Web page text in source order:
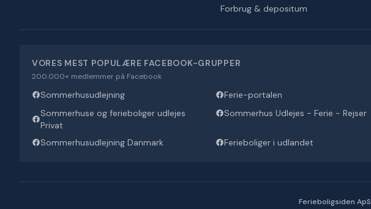
Forbrug & depositum
VORES MEST POPULÆRE FACEBOOK-GRUPPER
200.000+ medlemmer på Facebook
Sommerhusudlejning
Ferie-portalen
Sommerhuse og ferieboliger udlejes
Privat
Sommerhus Udlejes - Ferie - Rejser
Sommerhusudlejning Danmark Ferieboliger i udlandet
Ferieboligsiden ApS